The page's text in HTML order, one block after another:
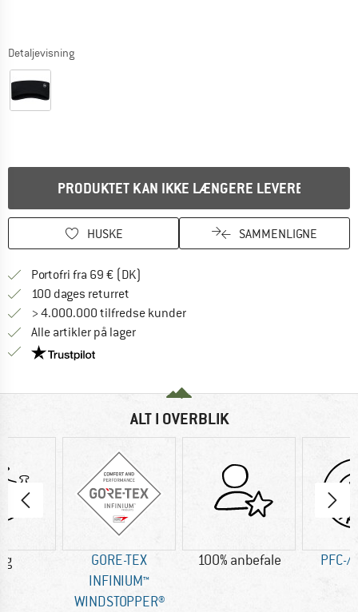
Detaljevisning
PRODUKTET KAN IKKE LÆNGERE LEVERES
HUSKE SAMMENLIGNE
Portofri fra 69 € (DK)
100 dages returret
> 4.000.000 tilfredse kunder
Alle artikler på lager
Vi er Trustpilot-certificeret - oplysningerne får du
ALT I OVERBLIK
g
GORE-TEX
INFINIUM™
WINDSTOPPER®
100% anbefale PFC-/